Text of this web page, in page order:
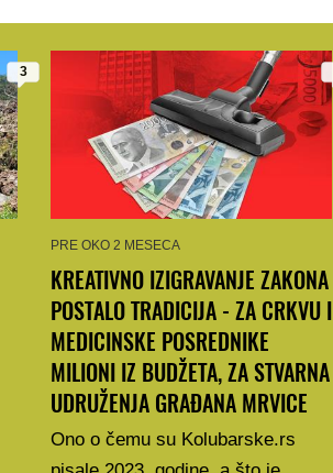
3
PRE OKO 2 MESECA
KREATIVNO IZIGRAVANJE ZAKONA
POSTALO TRADICIJA - ZA CRKVU I
MEDICINSKE POSREDNIKE
MILIONI IZ BUDŽETA, ZA STVARNA
UDRUŽENJA GRAĐANA MRVICE
Ono o čemu su Kolubarske.rs